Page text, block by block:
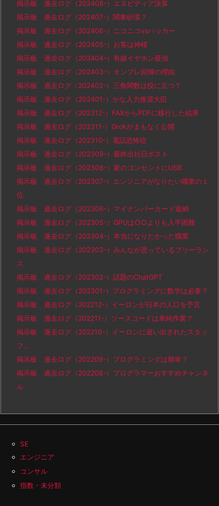
掲示板 過去ログ（202408-）エヌビディア決算
掲示板 過去ログ（202407-）関東砂漠？
掲示板 過去ログ（202406-）ニコニコvsハッカー
掲示板 過去ログ（202405-）お客は神様
掲示板 過去ログ（202404-）有線イヤホン最強
掲示板 過去ログ（202403-）オンプレ回帰の理由
掲示板 過去ログ（202402-）三角関数は役に立つ？
掲示板 過去ログ（202401-）かな入力推奨大臣
掲示板 過去ログ（202312-）FAXからPDFに移行した結果
掲示板 過去ログ（202311-）Grokがまもなく公開
掲示板 過去ログ（202310-）電話恐怖症
掲示板 過去ログ（202309-）最終出社日ポスト
掲示板 過去ログ（202308-）家のコンセントにUSB
掲示板 過去ログ（202307-）エンジニアがなりたい職業の１
位
掲示板 過去ログ（202306-）マイナンバーカード返納
掲示板 過去ログ（202305-）GPUは○○よりも入手困難
掲示板 過去ログ（202304-）本当になりたかった職業
掲示板 過去ログ（202303-）みんなが思っているフリーラン
ス
掲示板 過去ログ（202302-）話題のChatGPT
掲示板 過去ログ（202301-）プログラミングに数学は必要？
掲示板 過去ログ（202212-）イーロンが日本の人口を予言
掲示板 過去ログ（202211-）ソースコードは単純作業？
掲示板 過去ログ（202210-）イーロンに追い出されたスタッ
フ…
掲示板 過去ログ（202209-）プログラミングは簡単？
掲示板 過去ログ（202208-）プログラマーおすすめチャンネ
ル
SE
エンジニア
コンサル
指数・未分類